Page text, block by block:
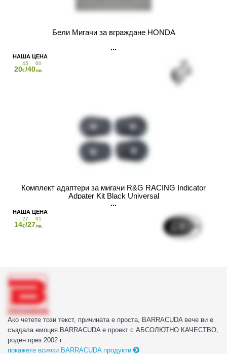
Ако четете този текст, причината е проста, BARRACUDA вече ви е
създала емоция.BARRACUDA е проект с АБСОЛЮТНО КАЧЕСТВО,
роден през 2002 г...
покажете всички BARRACUDA продукти
Бели Мигачи за вграждане HONDA
20
45
€/40
00
лв.
Комплект адаптери за мигачи R&G RACING Indicator
Adpater Kit Black Universal
14
27
€/27
91
лв.